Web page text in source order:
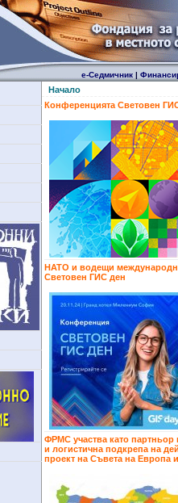
е-Седмичник|
Начало
Конференцията Световен
НАТО и водещи
Световен ГИС ден
ФРМС участва като партньор
и логистична подкрепа на
проект на Съвета на Европа